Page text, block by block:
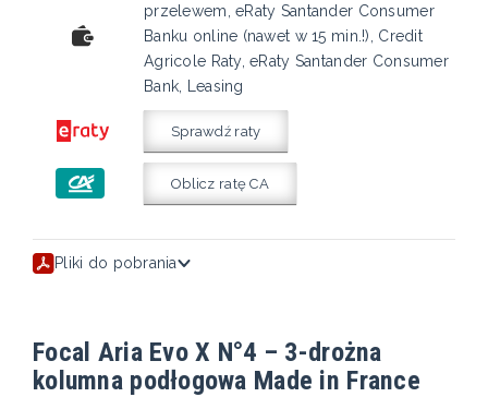
przelewem, eRaty Santander Consumer
Banku online (nawet w 15 min.!), Credit
Agricole Raty, eRaty Santander Consumer
Bank, Leasing
Sprawdź raty
Oblicz ratę CA
Pliki do pobrania
Focal Aria Evo X N°4 – 3-drożna
kolumna podłogowa Made in France